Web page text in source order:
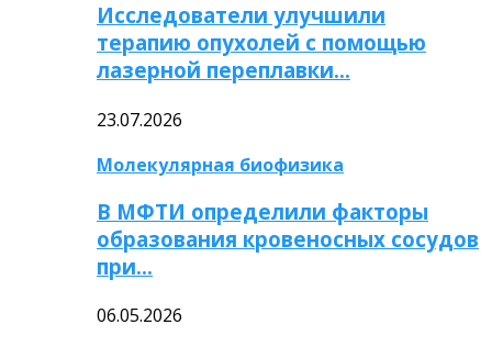
Исследователи улучшили
терапию опухолей с помощью
лазерной переплавки…
23.07.2026
Молекулярная биофизика
В МФТИ определили факторы
образования кровеносных сосудов
при…
06.05.2026